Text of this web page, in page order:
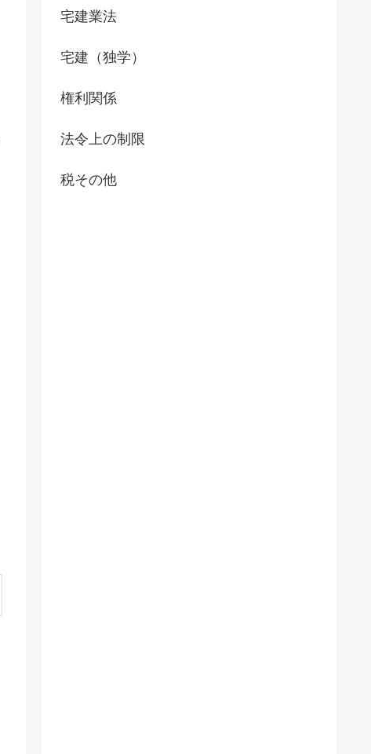
宅建業法
宅建（独学）
権利関係
法令上の制限
税その他